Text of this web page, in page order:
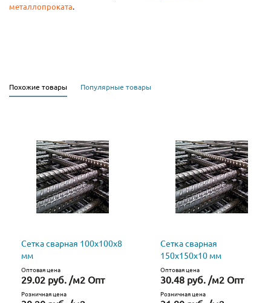
металлопроката.
Похожие товары Популярные товары
Сетка сварная 100х100х8
мм
Оптовая цена
29.02 руб. /м2 Опт
Розничная цена
Сетка сварная
150х150х10 мм
Оптовая цена
30.48 руб. /м2 Опт
Розничная цена